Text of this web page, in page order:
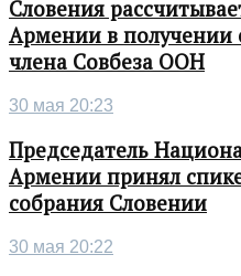
Словения
Армении в получении
члена Совбеза ООН
30 мая 20:23
Председатель
Армении принял
собрания Словении
30 мая 20:22